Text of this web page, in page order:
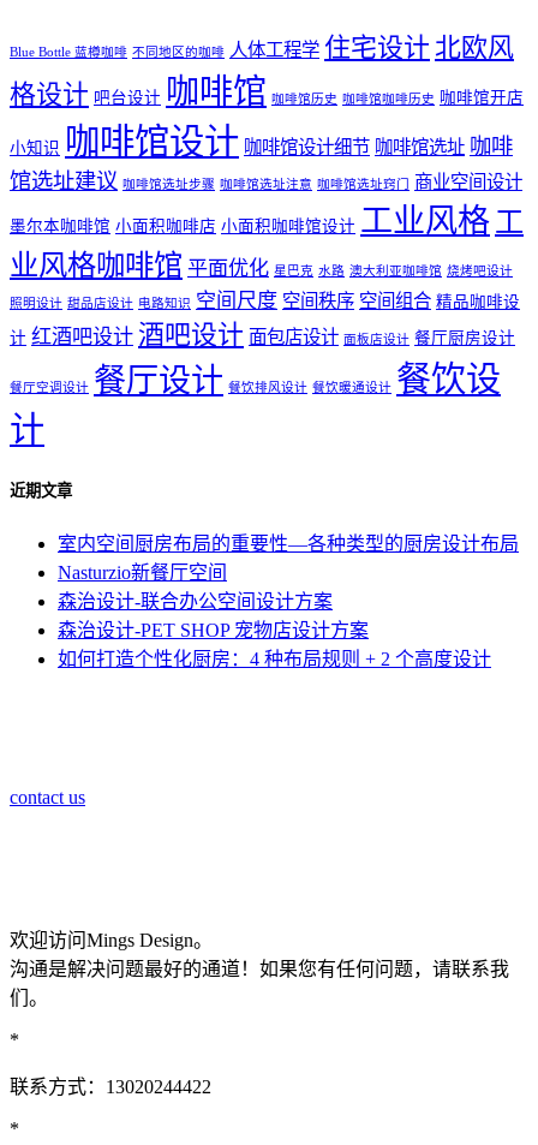
Blue Bottle 蓝樽咖啡 不同地区的咖啡 人体工程学 住宅设计 北欧风
格设计 吧台设计 咖啡馆 咖啡馆历史 咖啡馆咖啡历史 咖啡馆开店
小知识 咖啡馆设计 咖啡馆设计细节 咖啡馆选址 咖啡
馆选址建议 咖啡馆选址步骤 咖啡馆选址注意 咖啡馆选址窍门 商业空间设计
墨尔本咖啡馆 小面积咖啡店 小面积咖啡馆设计 工业风格 工
业风格咖啡馆 平面优化 星巴克 水路 澳大利亚咖啡馆 烧烤吧设计
照明设计 甜品店设计 电路知识 空间尺度 空间秩序 空间组合 精品咖啡设
计 红酒吧设计 酒吧设计 面包店设计 面板店设计 餐厅厨房设计
餐厅空调设计 餐厅设计 餐饮排风设计 餐饮暖通设计 餐饮设
计
近期文章
室内空间厨房布局的重要性—各种类型的厨房设计布局
Nasturzio新餐厅空间
森治设计-联合办公空间设计方案
森治设计-PET SHOP 宠物店设计方案
如何打造个性化厨房：4 种布局规则 + 2 个高度设计
contact us
欢迎访问Mings Design。
沟通是解决问题最好的通道！如果您有任何问题，请联系我
们。
*
联系方式：13020244422
*